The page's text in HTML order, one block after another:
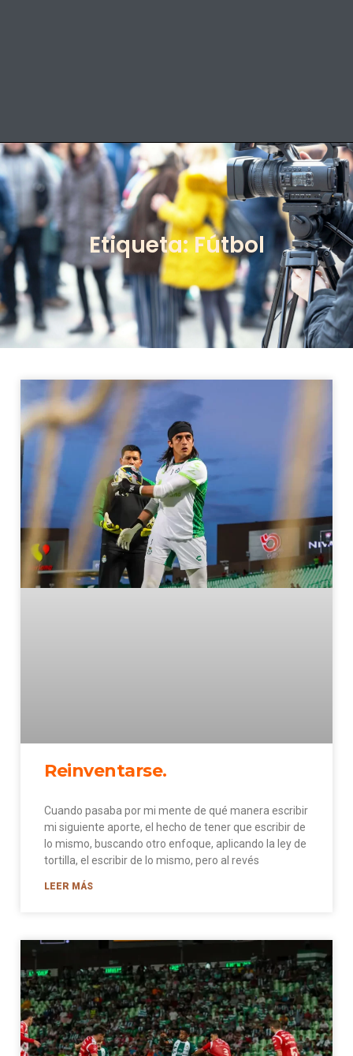
Etiqueta: Fútbol
Reinventarse.
Cuando pasaba por mi mente de qué manera escribir
mi siguiente aporte, el hecho de tener que escribir de
lo mismo, buscando otro enfoque, aplicando la ley de
tortilla, el escribir de lo mismo, pero al revés
LEER MÁS